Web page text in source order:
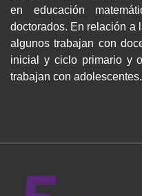
en educación
doctorados. En relación a
algunos trabajan con
inicial y ciclo primario y
trabajan con adolescentes.